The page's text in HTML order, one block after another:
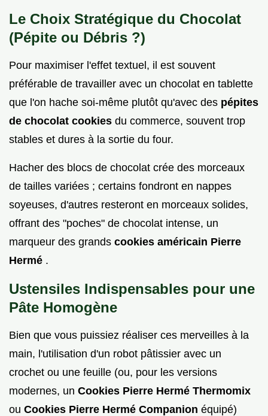
Le Choix Stratégique du Chocolat
(Pépite ou Débris ?)
Pour maximiser l'effet textuel, il est souvent
préférable de travailler avec un chocolat en tablette
que l'on hache soi-même plutôt qu'avec des pépites
de chocolat cookies du commerce, souvent trop
stables et dures à la sortie du four.
Hacher des blocs de chocolat crée des morceaux
de tailles variées ; certains fondront en nappes
soyeuses, d'autres resteront en morceaux solides,
offrant des "poches" de chocolat intense, un
marqueur des grands cookies américain Pierre
Hermé .
Ustensiles Indispensables pour une
Pâte Homogène
Bien que vous puissiez réaliser ces merveilles à la
main, l'utilisation d'un robot pâtissier avec un
crochet ou une feuille (ou, pour les versions
modernes, un Cookies Pierre Hermé Thermomix
ou Cookies Pierre Hermé Companion équipé)